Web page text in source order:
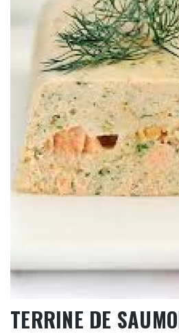
TERRINE DE